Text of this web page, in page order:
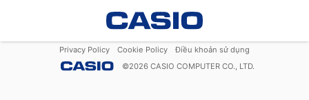
Privacy Policy Cookie Policy
Điều khoản sử dụng
©2026 CASIO COMPUTER CO., LTD.